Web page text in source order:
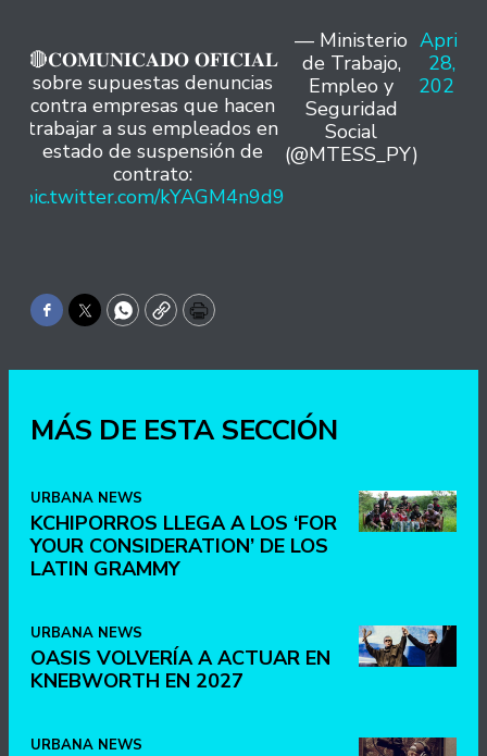
🔴𝐂𝐎𝐌𝐔𝐍𝐈𝐂𝐀𝐃𝐎 𝐎𝐅𝐈𝐂𝐈𝐀𝐋
sobre supuestas denuncias
contra empresas que hacen
trabajar a sus empleados en
estado de suspensión de
contrato:
pic.twitter.com/kYAGM4n9d9
— Ministerio
de Trabajo,
Empleo y
Seguridad
Social
(@MTESS_PY)
April
28,
2021
Facebook
TwitterWhatsApp
CopyPrint
MÁS DE ESTA SECCIÓN
URBANA NEWS
KCHIPORROS LLEGA A LOS ‘FOR
YOUR CONSIDERATION’ DE LOS
LATIN GRAMMY
URBANA NEWS
OASIS VOLVERÍA A ACTUAR EN
KNEBWORTH EN 2027
URBANA NEWS